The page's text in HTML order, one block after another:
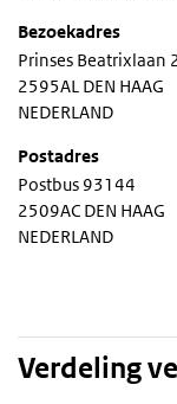
Bezoekadres
Prinses Beatrixlaan 2
2595AL DEN HAAG
NEDERLAND
Postadres
Postbus 93144
2509AC DEN HAAG
NEDERLAND
Verdeling